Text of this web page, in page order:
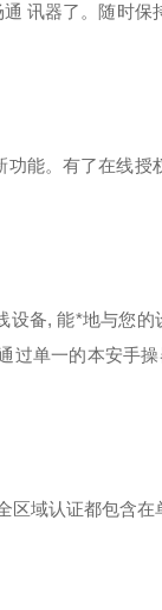
讯器了。随时
能。有了在线
备, 能*地与您
单一的本安手
域认证都包含在